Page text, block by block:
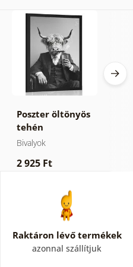
Poszter öltönyös
tehén
cigarettával és
Bivalyok
2 925 Ft
Raktáron lévő termékek
azonnal szállítjuk